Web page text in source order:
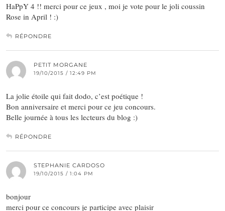
HaPpY 4 !! merci pour ce jeux , moi je vote pour le joli coussin
Rose in April ! :)
RÉPONDRE
PETIT MORGANE
19/10/2015 / 12:49 PM
La jolie étoile qui fait dodo, c’est poétique !
Bon anniversaire et merci pour ce jeu concours.
Belle journée à tous les lecteurs du blog :)
RÉPONDRE
STEPHANIE CARDOSO
19/10/2015 / 1:04 PM
bonjour
merci pour ce concours je participe avec plaisir